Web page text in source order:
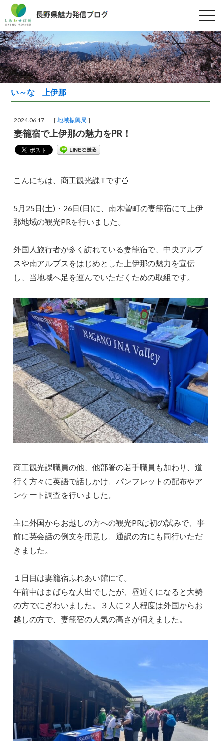
t
o
g
g
l
e
n
a
v
i
t
い～な 上伊那
2024.06.17 ［地域振興局 ］
妻籠宿で上伊那の魅力をPR！
こんにちは、商工観光課Tです🍜
5月25日(土)・26日(日)に、南木曽町の妻籠宿にて上伊
那地域の観光PRを行いました。
外国人旅行者が多く訪れている妻籠宿で、中央アルプ
スや南アルプスをはじめとした上伊那の魅力を宣伝
し、当地域へ足を運んでいただくための取組です。
商工観光課職員の他、他部署の若手職員も加わり、道
行く方々に英語で話しかけ、パンフレットの配布やア
ンケート調査を行いました。
主に外国からお越しの方への観光PRは初の試みで、事
前に英会話の例文を用意し、通訳の方にも同行いただ
きました。
１日目は妻籠宿ふれあい館にて。
午前中はまばらな人出でしたが、昼近くになると大勢
の方でにぎわいました。３人に２人程度は外国からお
越しの方で、妻籠宿の人気の高さが伺えました。